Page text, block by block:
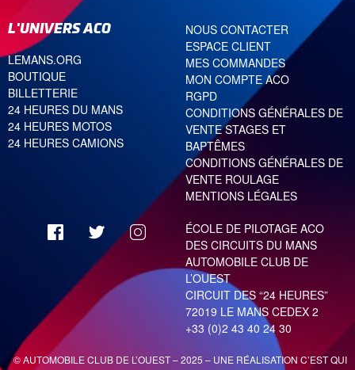
L'UNIVERS ACO
LEMANS.ORG
BOUTIQUE
BILLETTERIE
24 HEURES DU MANS
24 HEURES MOTOS
24 HEURES CAMIONS
NOUS CONTACTER
ESPACE CLIENT
MES COMMANDES
MON COMPTE ACO
RGPD
CONDITIONS GÉNÉRALES DE
VENTE STAGES ET
BAPTÊMES
CONDITIONS GÉNÉRALES DE
VENTE ROULAGE
MENTIONS LÉGALES
ÉCOLE DE PILOTAGE ACO
DES CIRCUITS DU MANS
AUTOMOBILE CLUB DE
L’OUEST
CIRCUIT DES “24 HEURES”
72019 LE MANS CEDEX 2
+33 (0)2 43 40 24 30
© AUTOMOBILE CLUB DE L’OUEST – 2025 – UNE RÉALISATION C’EST QUI